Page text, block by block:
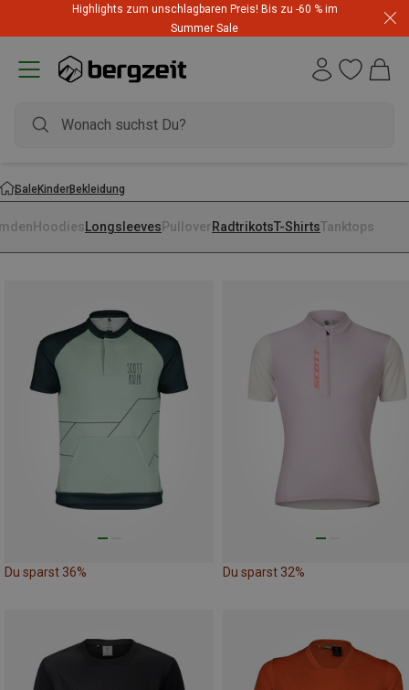
Highlights zum unschlagbaren Preis! Bis zu -60 % im
Summer Sale
SaleKinderBekleidung
HoodiesLongsleeves PulloverRadtrikotsT-ShirtsTanktops
Du sparst 36% Du sparst 32%